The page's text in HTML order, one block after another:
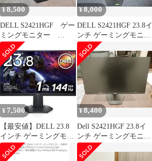
¥8,500
DELL S2421HGF ゲー
ミングモニター
144Hz
¥8,000
DELL S2421HGF 23.8イ
ンチ ゲーミングモニタ
ー
¥ 7,500
【最安値】DELL 23.8
インチ ゲーミングモニ
ター[S2421HGF]
¥8,400
Dell S2421HGF 23.8イ
ンチ ゲーミングモニタ
ー